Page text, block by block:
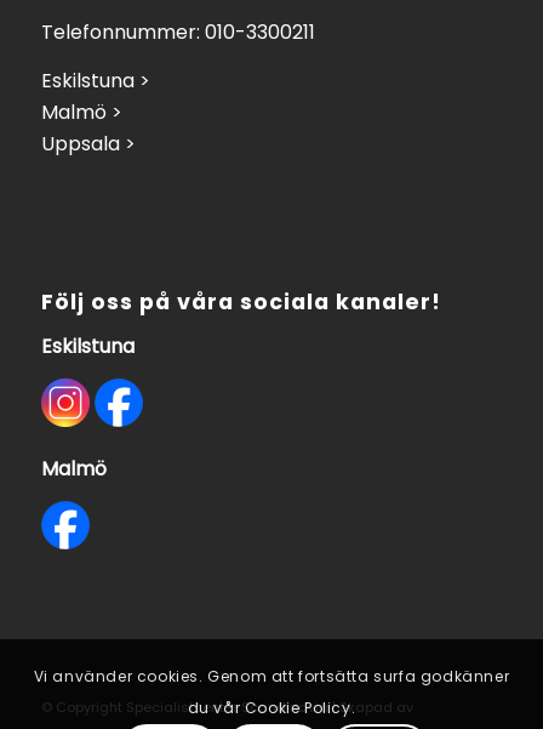
Telefonnummer: 010-3300211
Eskilstuna >
Malmö >
Uppsala >
Följ oss på våra sociala kanaler!
Eskilstuna
Malmö
© Copyright Specialistcenter Scandinavia | Skapad av
Vi använder cookies. Genom att fortsätta surfa godkänner
du vår Cookie Policy.